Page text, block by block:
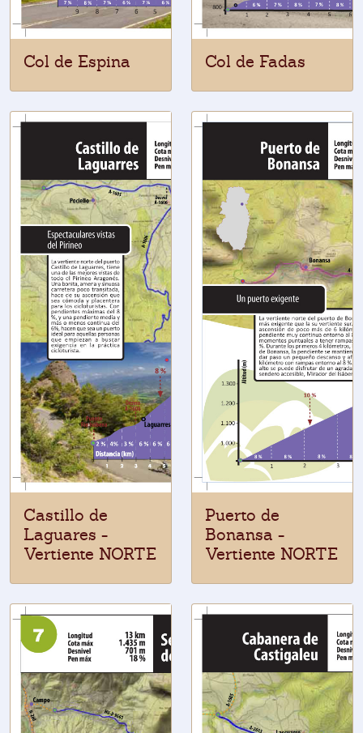
Col de Espina Col de Fadas
Castillo de
Laguares -
Vertiente NORTE
Puerto de
Bonansa -
Vertiente NORTE